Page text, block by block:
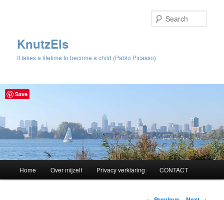
KnutzEls
It takes a lifetime to become a child (Pablo Picasso)
Skip
Home Over mijzelf Privacy verklaring CONTACT
Save